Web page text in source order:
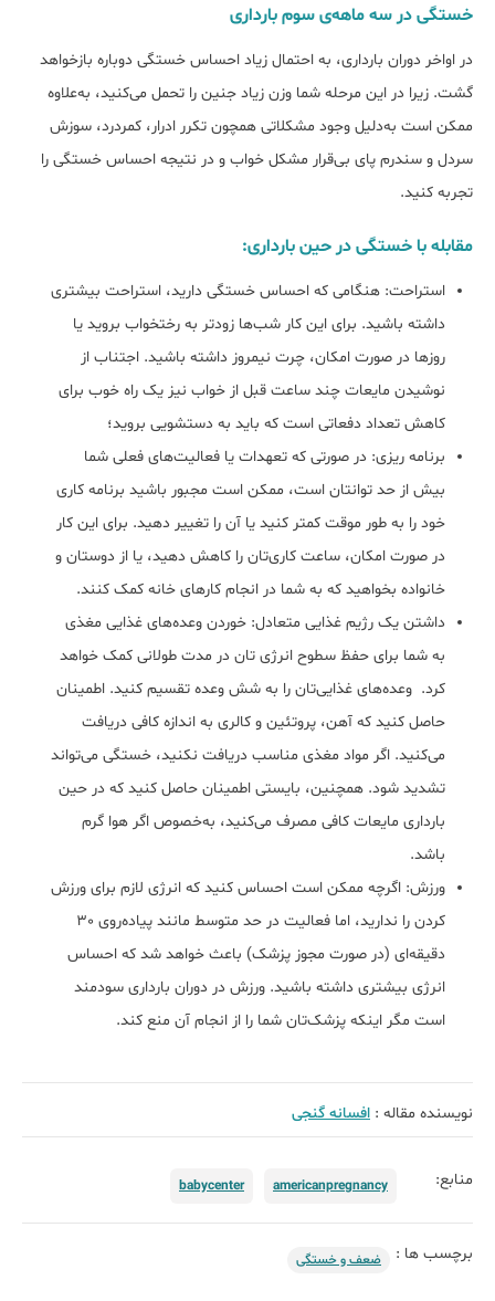
خستگی در سه ماهه‌ی سوم بارداری
در اواخر دوران بارداری، به احتمال زیاد احساس خستگی دوباره بازخواهد
گشت. زیرا در این مرحله شما وزن زیاد جنین را تحمل می‌کنید، به‌علاوه
ممکن است به‌دلیل وجود مشکلاتی همچون تکرر ادرار، کمردرد، سوزش
سردل و سندرم پای بی‌قرار مشکل خواب و در نتیجه احساس خستگی را
تجربه کنید.
مقابله با خستگی در حین بارداری:
استراحت: هنگامی که احساس خستگی دارید، استراحت بیشتری
داشته باشید. برای این کار شب‌ها زودتر به رختخواب بروید یا
روزها در صورت امکان، چرت نیمروز داشته باشید. اجتناب از
نوشیدن مایعات چند ساعت قبل از خواب نیز یک راه خوب برای
کاهش تعداد دفعاتی است که باید به دستشویی بروید؛
برنامه ریزی: در صورتی که تعهدات یا فعالیت‌های فعلی شما
بیش از حد توانتان است، ممکن است مجبور باشید برنامه کاری
خود را به طور موقت کمتر کنید یا آن را تغییر دهید. برای این کار
در صورت امکان، ساعت کاری‌تان را کاهش دهید، یا از دوستان و
خانواده بخواهید که به شما در انجام کارهای خانه کمک کنند.
داشتن یک رژیم غذایی متعادل: خوردن وعده‌های غذایی مغذی
به شما برای حفظ سطوح انرژی تان در مدت طولانی کمک خواهد
کرد. وعده‌های غذایی‌تان را به شش وعده تقسیم کنید. اطمینان
حاصل کنید که آهن، پروتئین و کالری به اندازه کافی دریافت
می‌کنید. اگر مواد مغذی مناسب دریافت نکنید، خستگی می‌تواند
تشدید شود. همچنین، بایستی اطمینان حاصل کنید که در حین
بارداری مایعات کافی مصرف می‌کنید، به‌خصوص اگر هوا گرم
باشد.
ورزش: اگرچه ممکن است احساس کنید که انرژی لازم برای ورزش
کردن را ندارید، اما فعالیت در حد متوسط مانند پیاده‌روی 30
دقیقه‌ای (در صورت مجوز پزشک) باعث خواهد شد که احساس
انرژی بیشتری داشته باشید. ورزش در دوران بارداری سودمند
است مگر اینکه پزشک‌تان شما را از انجام آن منع کند.
نویسنده مقاله : افسانه گنجی
منابع: americanpregnancy
babycenter
برچسب ها : ضعف و خستگی